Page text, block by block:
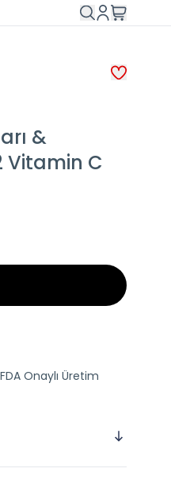
&
Vitamin C
FDA Onaylı Üretim